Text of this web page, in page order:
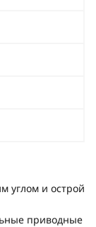
углом и острой
приводные